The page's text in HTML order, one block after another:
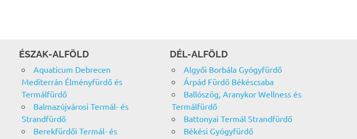
ÉSZAK-ALFÖLD
Aquaticum Debrecen
Mediterrán Élményfürdő és
Termálfürdő
Balmazújvárosi Termál- és
Strandfürdő
Berekfürdői Termál- és
DÉL-ALFÖLD
Algyői Borbála Gyógyfürdő
Árpád Fürdő Békéscsaba
Ballószög, Aranykor Wellness és
Termálfürdő
Battonyai Termál Strandfürdő
Békési Gyógyfürdő